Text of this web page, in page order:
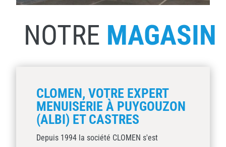
NOTRE MAGASIN
CLOMEN, VOTRE EXPERT
MENUISERIE À PUYGOUZON
(ALBI) ET CASTRES
Depuis 1994 la société CLOMEN s'est